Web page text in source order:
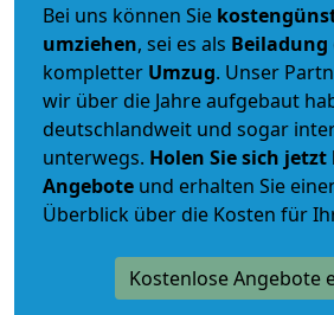
Bei uns können Sie
umziehen, sei es als Beiladung
kompletter Umzug. Unser
wir über die Jahre aufgebaut
deutschlandweit und sogar
unterwegs. Holen Sie sich
Angebote und erhalten Sie
Überblick über die Kosten für
Kostenlose Angebote